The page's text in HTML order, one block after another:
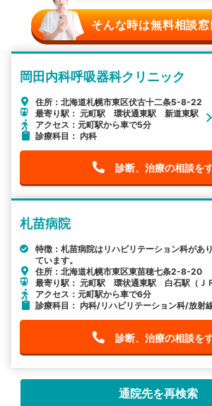
そんな時は無料相談
岡田内科呼吸器科クリニック
住所：北海道札幌市東区伏古十二条5-8-22
最寄り駅： 元町駅 環状通東駅 新道東駅
アクセス：元町駅から車で5分
診療科目： 内科
診断、治療の相談を
札苗病院
特徴：札苗病院はリハビリテーション科があ
ています。
住所：北海道札幌市東区東苗穂七条2-8-20
最寄り駅： 元町駅 環状通東駅 白石駅（ＪＲ
アクセス：元町駅から車で6分
診療科目： 内科/リハビリテーション科/放射
診断、治療の相談を
通院先を再検索